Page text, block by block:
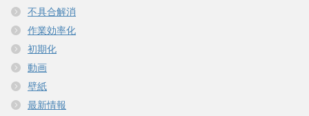
不具合解消
作業効率化
初期化
動画
壁紙
最新情報